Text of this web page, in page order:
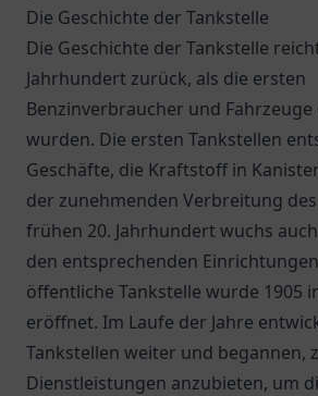
Die Geschichte der Tankstelle
Die Geschichte der Tankstelle
Jahrhundert zurück, als die ersten
Benzinverbraucher und
wurden. Die ersten Tankstellen
Geschäfte, die Kraftstoff in
der zunehmenden Verbreitung
frühen 20. Jahrhundert wuchs
den entsprechenden
öffentliche Tankstelle wurde 1905
eröffnet. Im Laufe der Jahre
Tankstellen weiter und begannen,
Dienstleistungen anzubieten, um